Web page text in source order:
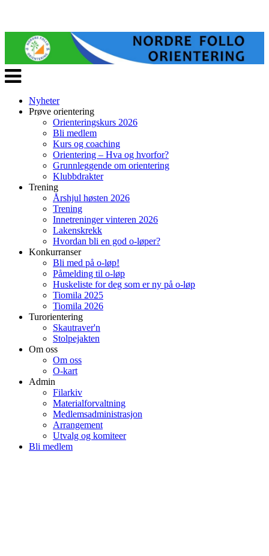
Veksle
navigasjon
Nyheter
Prøve orientering
Orienteringskurs 2026
Bli medlem
Kurs og coaching
Orientering – Hva og hvorfor?
Grunnleggende om orientering
Klubbdrakter
Trening
Årshjul høsten 2026
Trening
Innetreninger vinteren 2026
Lakenskrekk
Hvordan bli en god o-løper?
Konkurranser
Bli med på o-løp!
Påmelding til o-løp
Huskeliste for deg som er ny på o-løp
Tiomila 2025
Tiomila 2026
Turorientering
Skautraver'n
Stolpejakten
Om oss
Om oss
O-kart
Admin
Filarkiv
Materialforvaltning
Medlemsadministrasjon
Arrangement
Utvalg og komiteer
Bli medlem